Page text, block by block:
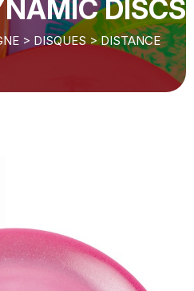
DISCS
> DISQUES>DISTANCE